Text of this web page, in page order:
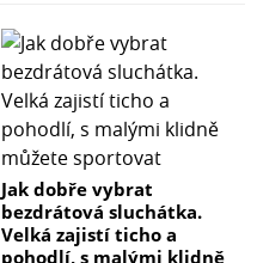
Jak dobře vybrat
bezdrátová sluchátka.
Velká zajistí ticho a
pohodlí, s malými klidně